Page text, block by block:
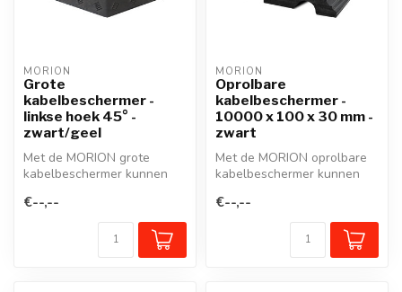
MORION
Grote
kabelbeschermer -
linkse hoek 45° -
zwart/geel
Met de MORION grote
kabelbeschermer kunnen
probleem...
€--,--
MORION
Oprolbare
kabelbeschermer -
10000 x 100 x 30 mm -
zwart
Met de MORION oprolbare
kabelbeschermer kunnen
eenvoudi...
€--,--